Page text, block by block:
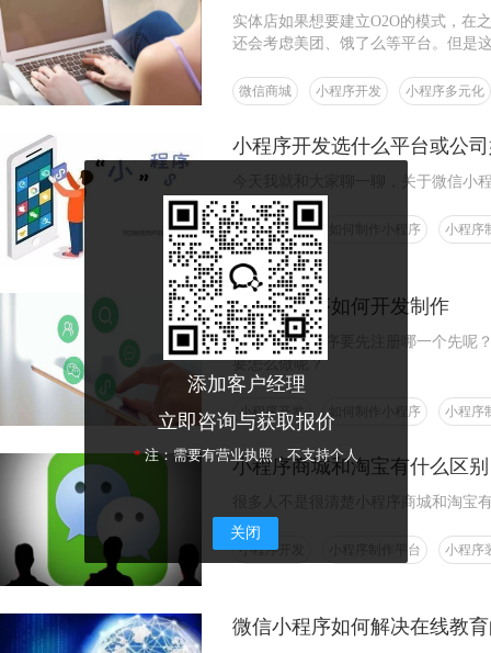
实体店如果想要建立O2O的模式，在
还会考虑美团、饿了么等平台。但是
微信商城 小程序开发 小程序多元化
小程序开发选什么平台或公
今天我就和大家聊一聊，关于微信小
小程序开发 如何制作小程序 小程序
微信小程序如何开发制作
公众号和小程序要先注册哪一个先呢
要怎么做呢？
小程序开发 如何制作小程序 小程序
小程序商城和淘宝有什么区
很多人不是很清楚小程序商城和淘宝
小程序开发 小程序制作平台 小程序
微信小程序如何解决在线教
添加客户经理
立即咨询与获取报价
*注：需要有营业执照，不支持个人
关闭